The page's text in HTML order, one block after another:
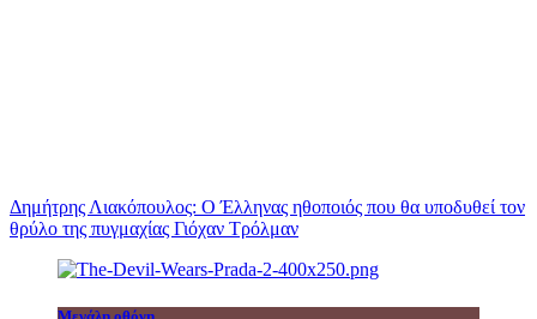
Δημήτρης Λιακόπουλος: Ο Έλληνας ηθοποιός που θα υποδυθεί τον
θρύλο της πυγμαχίας Γιόχαν Τρόλμαν